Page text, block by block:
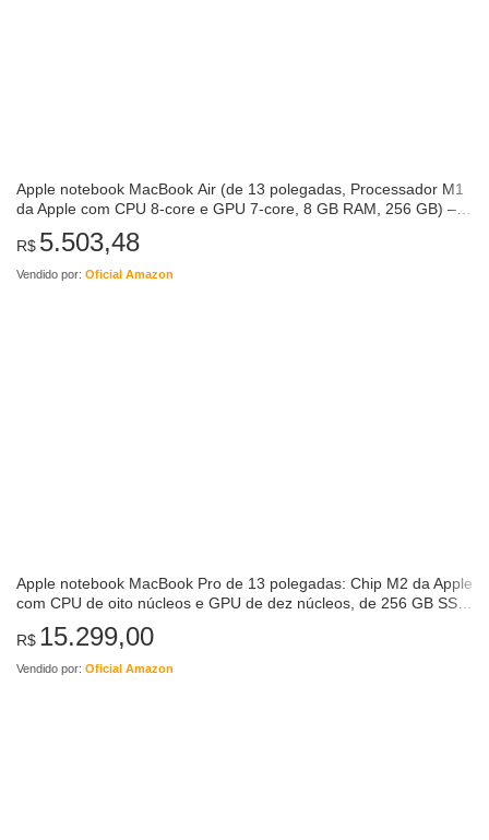
Apple notebook MacBook Air (de 13 polegadas, Processador M1
da Apple com CPU 8‑core e GPU 7‑core, 8 GB RAM, 256 GB) –
R$ 5.503,48
Vendido por: Oficial Amazon
Apple notebook MacBook Pro de 13 polegadas: Chip M2 da Apple
com CPU de oito núcleos e GPU de dez núcleos, de 256 GB SSD
R$ 15.299,00
Vendido por: Oficial Amazon